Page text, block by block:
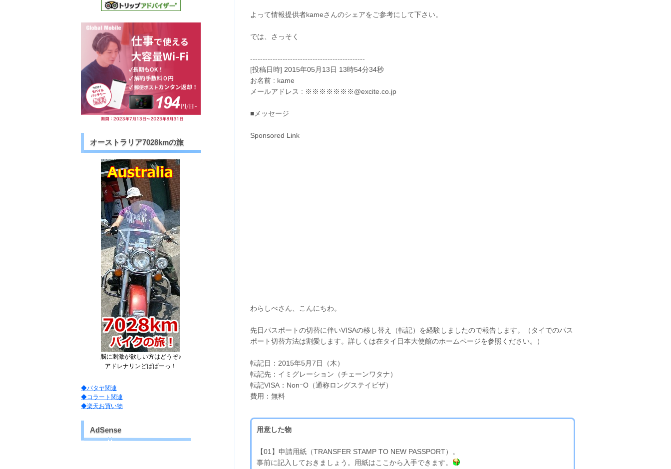
よって情報提供者kameさんのシェアをご参考にして下さい。
では、さっそく
----------------------------------------------
[投稿日時] 2015年05月13日 13時54分34秒
お名前 : kame
メールアドレス : ※※※※※※※@excite.co.jp
■メッセージ
Sponsored Link
わらしべさん、こんにちわ。
先日パスポートの切替に伴いVISAの移し替え（転記）を経験しましたので報告します。（タイでのパス
ポート切替方法は割愛します。詳しくは在タイ日本大使館のホームページを参照ください。）
転記日：2015年5月7日（木）
転記先：イミグレーション（チェーンワタナ）
転記VISA：NonｰO（通称ロングステイビザ）
費用：無料
用意した物
【01】申請用紙（TRANSFER STAMP TO NEW PASSPORT）。
事前に記入しておきましょう。用紙はここから入手できます。
オーストラリア7028kmの旅
脳に刺激が欲しい方はどうぞ♪
アドレナリンどばばーっ！
◆パタヤ関連
◆コラート関連
◆楽天お買い物
AdSense